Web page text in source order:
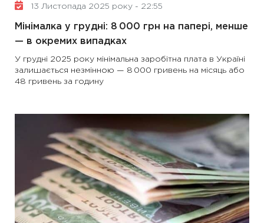
13 Листопада 2025 року - 22:55
Мінімалка у грудні: 8 000 грн на папері, менше
— в окремих випадках
У грудні 2025 року мінімальна заробітна плата в Україні
залишається незмінною — 8 000 гривень на місяць або
48 гривень за годину